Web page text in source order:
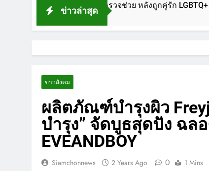
ข่าวล่าสุด
กพัทยา แจ้งตำรวจช่วย หลังถูกคู่รัก LGBTQ+ ใช้ของมีคมแ
ข่าวสังคม
ผลิตภัณฑ์บำรุงผิว
บำรุง” จัดบูธสุดปัง ฉล
EVEANDBOY
Siamchonnews 2 Years Ago 0 1 Mins